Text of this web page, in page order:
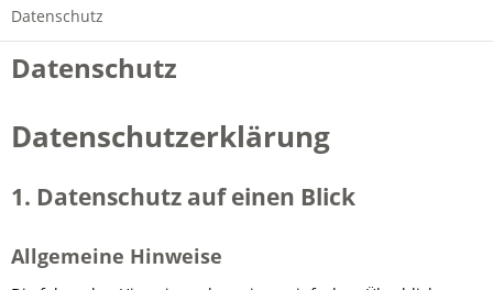
Datenschutz
Datenschutz
Datenschutzerklärung
1. Datenschutz auf einen Blick
Allgemeine Hinweise